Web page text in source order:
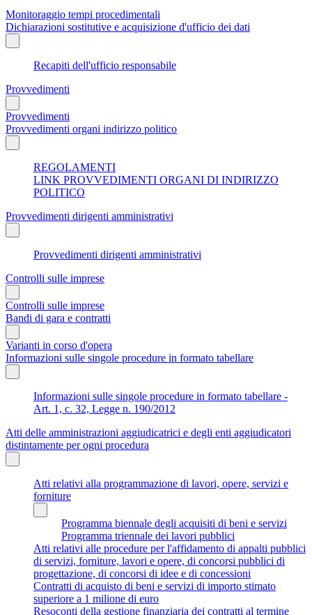
Monitoraggio tempi procedimentali
Dichiarazioni sostitutive e acquisizione d'ufficio dei dati
Recapiti dell'ufficio responsabile
Provvedimenti
Provvedimenti
Provvedimenti organi indirizzo politico
REGOLAMENTI
LINK PROVVEDIMENTI ORGANI DI INDIRIZZO
POLITICO
Provvedimenti dirigenti amministrativi
Provvedimenti dirigenti amministrativi
Controlli sulle imprese
Controlli sulle imprese
Bandi di gara e contratti
Varianti in corso d'opera
Informazioni sulle singole procedure in formato tabellare
Informazioni sulle singole procedure in formato tabellare -
Art. 1, c. 32, Legge n. 190/2012
Atti delle amministrazioni aggiudicatrici e degli enti aggiudicatori
distintamente per ogni procedura
Atti relativi alla programmazione di lavori, opere, servizi e
forniture
Programma biennale degli acquisiti di beni e servizi
Programma triennale dei lavori pubblici
Atti relativi alle procedure per l'affidamento di appalti pubblici
di servizi, forniture, lavori e opere, di concorsi pubblici di
progettazione, di concorsi di idee e di concessioni
Contratti di acquisto di beni e servizi di importo stimato
superiore a 1 milione di euro
Resoconti della gestione finanziaria dei contratti al termine